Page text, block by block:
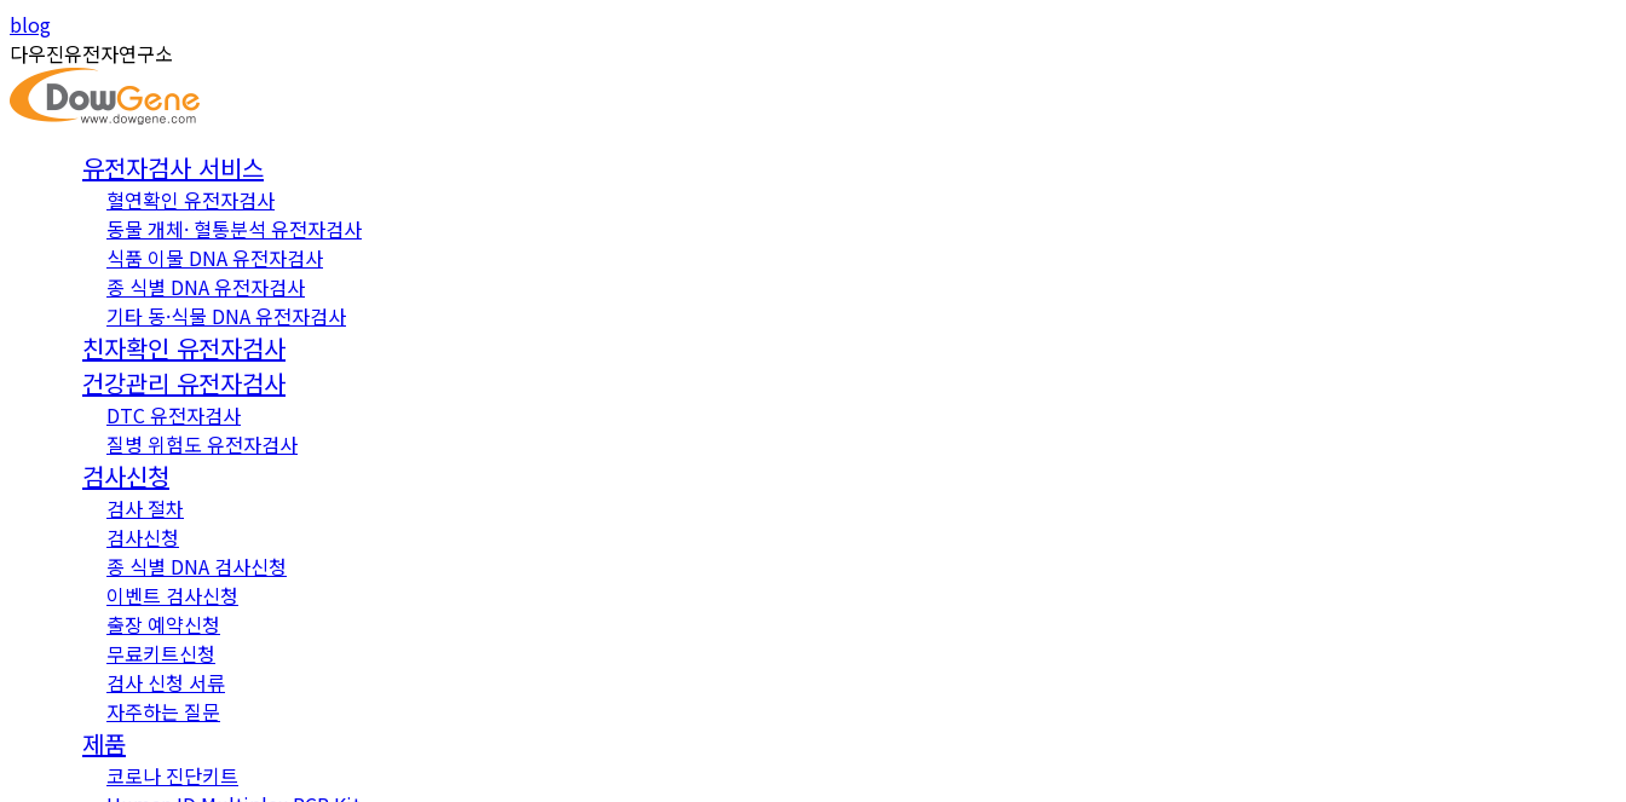
Skip
to
content
Instagram
page
opens
in
YouTube
page
opens
in
blog
다우진유전자연구소
유전자검사 서비스
혈연확인 유전자검사
동물 개체· 혈통분석 유전자검사
식품 이물 DNA 유전자검사
종 식별 DNA 유전자검사
기타 동·식물 DNA 유전자검사
친자확인 유전자검사
건강관리 유전자검사
DTC 유전자검사
질병 위험도 유전자검사
검사신청
검사 절차
검사신청
종 식별 DNA 검사신청
이벤트 검사신청
출장 예약신청
무료키트신청
검사 신청 서류
자주하는 질문
제품
코로나 진단키트